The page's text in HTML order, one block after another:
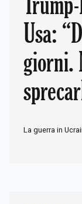
Usa:
giorni.
La guerra in